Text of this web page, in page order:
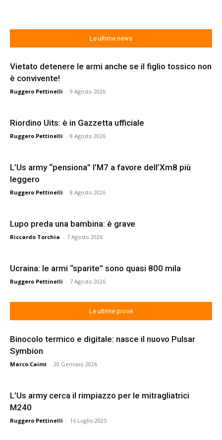
Le ultime news
Vietato detenere le armi anche se il figlio tossico non
è convivente!
Ruggero Pettinelli - 9 Agosto 2026
Riordino Uits: è in Gazzetta ufficiale
Ruggero Pettinelli - 8 Agosto 2026
L’Us army “pensiona” l’M7 a favore dell’Xm8 più
leggero
Ruggero Pettinelli - 8 Agosto 2026
Lupo preda una bambina: è grave
Riccardo Torchia - 7 Agosto 2026
Ucraina: le armi “sparite” sono quasi 800 mila
Ruggero Pettinelli - 7 Agosto 2026
Le ultime prove
Binocolo termico e digitale: nasce il nuovo Pulsar
Symbion
Marco Caimi - 20 Gennaio 2026
L’Us army cerca il rimpiazzo per le mitragliatrici
M240
Ruggero Pettinelli - 16 Luglio 2025